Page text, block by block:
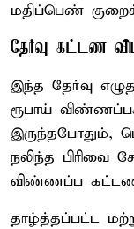
மதிப்பெண்
தேர்வு கட்டண
இந்த தேர்வு
ரூபாய்
இருந்தபோதும்,
நலிந்த பிரிவை
விண்ணப்ப
தாழ்த்தப்பட்ட